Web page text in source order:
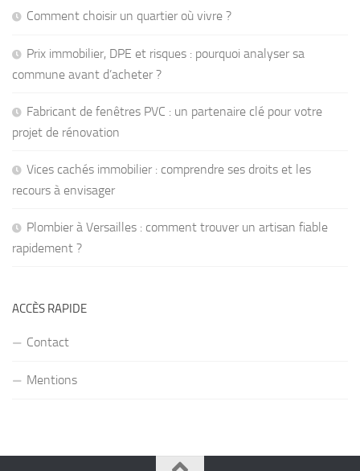
Comment choisir un quartier où vivre ?
Prix immobilier, DPE et risques : pourquoi analyser sa
commune avant d’acheter ?
Fabricant de fenêtres PVC : un partenaire clé pour votre
projet de rénovation
Vices cachés immobilier : comprendre ses droits et les
recours à envisager
Plombier à Versailles : comment trouver un artisan fiable
rapidement ?
ACCÈS RAPIDE
Contact
Mentions